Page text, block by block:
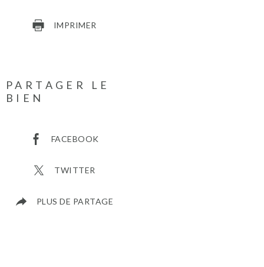
IMPRIMER
PARTAGER LE
BIEN
FACEBOOK
TWITTER
PLUS DE PARTAGE